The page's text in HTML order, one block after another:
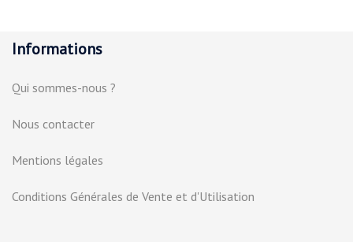
Informations
Qui sommes-nous ?
Nous contacter
Mentions légales
Conditions Générales de Vente et d'Utilisation